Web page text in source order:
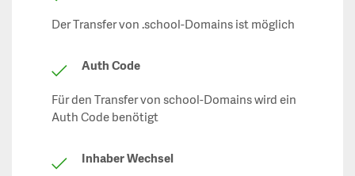
Der Transfer von .school-Domains ist möglich
Auth Code
Für den Transfer von school-Domains wird ein
Auth Code benötigt
Inhaber Wechsel